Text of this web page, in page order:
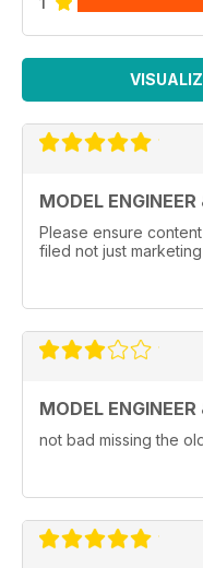
MODEL
Please ensure
filed not just
MODEL
not bad missing the